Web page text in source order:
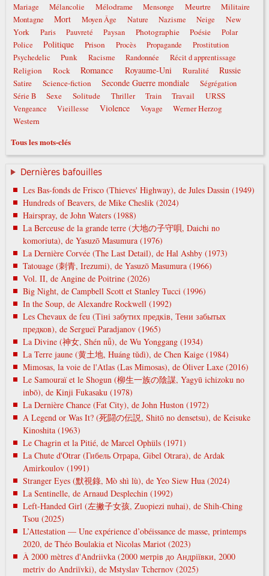
Mariage
Mélancolie Mélodrame Mensonge Meurtre Militaire
Montagne Mort Moyen Âge Nature Nazisme Neige
New
York
Paris Pauvreté Paysan Photographie Poésie
Polar
Police
Politique Prison Procès Propagande
Prostitution
Psychedelic
Punk Racisme Randonnée Récit d apprentissage
Religion Rock Romance Royaume-Uni Ruralité Russie
Satire Science-fiction Seconde Guerre mondiale
Ségrégation
Série B
Sexe Solitude Thriller Train Travail URSS
Vengeance Vieillesse Violence Voyage
Werner Herzog
Western
Tous les mots-clés
Dernières bafouilles
Les Bas-fonds de Frisco (Thieves' Highway), de Jules Dassin (1949)
Hundreds of Beavers, de Mike Cheslik (2024)
Hairspray, de John Waters (1988)
La Berceuse de la grande terre (大地の子守唄, Daichi no
komoriuta), de Yasuzō Masumura (1976)
La Dernière Corvée (The Last Detail), de Hal Ashby (1973)
Tatouage (刺青, Irezumi), de Yasuzō Masumura (1966)
Vol. II, de Angine de Poitrine (2026)
Big Night, de Campbell Scott et Stanley Tucci (1996)
In the Soup, de Alexandre Rockwell (1992)
Les Chevaux de feu (Тіні забутих предків, Тени забытых
предков), de Sergueï Paradjanov (1965)
La Divine (神女, Shén nǚ), de Wu Yonggang (1934)
La Terre jaune (黄土地, Huáng tǔdì), de Chen Kaige (1984)
Mimosas, la voie de l'Atlas (Las Mimosas), de Óliver Laxe (2016)
Le Samouraï et le Shogun (柳生一族の陰謀, Yagyū ichizoku no
inbō), de Kinji Fukasaku (1978)
La Dernière Chance (Fat City), de John Huston (1972)
A Legend or Was It? (死闘の伝説, Shitō no densetsu), de Keisuke
Kinoshita (1963)
Le Chagrin et la Pitié, de Marcel Ophüls (1971)
La Chute d'Otrar (Гибель Отрара, Gibel Otrara), de Ardak
Amirkoulov (1991)
Stranger Eyes (默視錄, Mò shì lù), de Yeo Siew Hua (2024)
La Sentinelle, de Arnaud Desplechin (1992)
Left-Handed Girl (左撇子女孩, Zuopiezi nuhai), de Shih-Ching
Tsou (2025)
L’Attestation — Une expérience d’obéissance de masse, printemps
2020, de Théo Boulakia et Nicolas Mariot (2023)
À 2000 mètres d'Andriivka (2000 метрів до Андріївки, 2000
metrіv do Andrіїvki), de Mstyslav Tchernov (2025)